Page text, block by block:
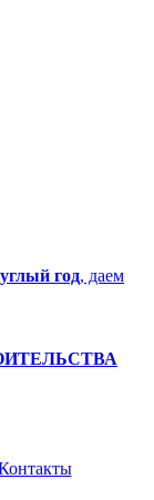
год, даем